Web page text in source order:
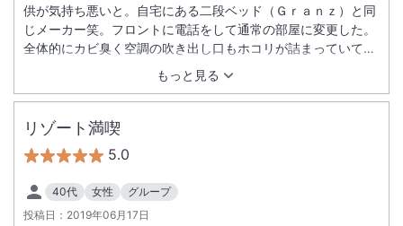
もっと見る
供が気持ち悪いと。自宅にある二段ベッド（Ｇｒａｎｚ）と同
じメーカー笑。フロントに電話をして通常の部屋に変更した。
全体的にカビ臭く空調の吹き出し口もホコリが詰まっていて普
段使用してない部屋？変更したスタンダードルームは吹き出し
口もキレイでカビ臭くなかった。ＪＴＢラウンジの利用券も忘
れられていた。またまたフロントに電話。チェックイン後すぐ
にビーチに行きましたがマリンアクティビティが朝８時前に並
す。結局翌日はビーチに滞在できないためこちらでは何もでき
ず。５泊した今回の旅行でモトブ、アリビラ、ヒルトンと他の
ホテルはすばらしかっただけに今回の旅で一番テンション下が
りました。思い出はＪＴＢラウンジが良かったぐらい。
リゾート満喫
5.0
40代 女性
グループ
投稿日： 2019年06月17日